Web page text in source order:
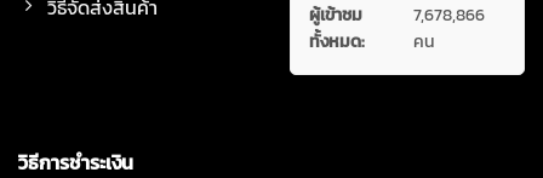
วิธีจัดส่งสินค้า
ผู้เข้าชม
ทั้งหมด:
7,678,866
คน
วิธีการชำระเงิน